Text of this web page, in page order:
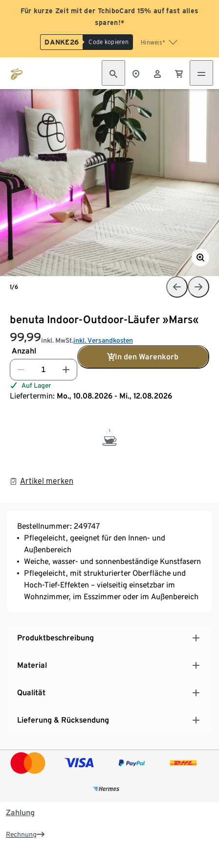
Für kurze Zeit mit der TchiboCard 15% auf fast alles
sparen!*
DANKE26 Code kopieren Hinweis*
benuta Indoor-Outdoor-Läufer »Mars«
99,99inkl. MwSt.inkl. Versandkosten
Anzahl
In den Warenkorb
Auf Lager
Liefertermin: Mo., 10.08.2026 - Mi., 12.08.2026
Artikel merken
1/6
Bestellnummer: 249747
Pflegeleicht, geeignet für den Innen- und
Außenbereich
Weiche, wasser- und sonnenbeständige Kunstfasern
Pflegeleicht, mit strukturierter Oberfläche und
Hoch-Tief-Effekten – vielseitig einsetzbar im
Wohnzimmer, im Esszimmer oder im Außenbereich
Produktbeschreibung
Material
Qualität
Lieferung & Rücksendung
Zahlung
Rechnung